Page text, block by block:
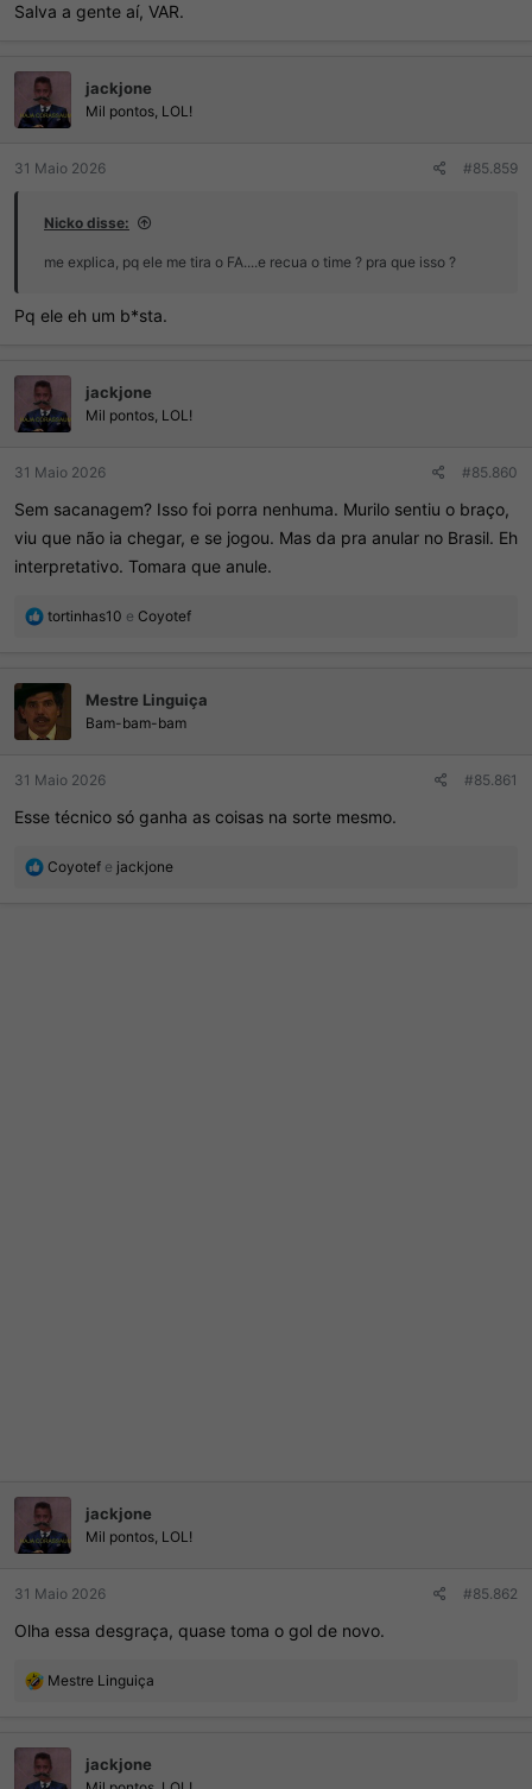
Salva a gente aí, VAR.
jackjone
Mil pontos, LOL!
31 Maio 2026 #85.859
Nicko disse:
me explica, pq ele me tira o FA....e recua o time ? pra que isso ?
Pq ele eh um b*sta.
jackjone
Mil pontos, LOL!
31 Maio 2026 #85.860
Sem sacanagem? Isso foi porra nenhuma. Murilo sentiu o braço,
viu que não ia chegar, e se jogou. Mas da pra anular no Brasil. Eh
interpretativo. Tomara que anule.
R
ç
õ
e
s
tortinhas10 e Coyotef
Mestre Linguiça
Bam-bam-bam
31 Maio 2026 #85.861
Esse técnico só ganha as coisas na sorte mesmo.
R
Coyotef e jackjone
jackjone
Mil pontos, LOL!
31 Maio 2026 #85.862
Olha essa desgraça, quase toma o gol de novo.
R
ç
õ
Mestre Linguiça
jackjone